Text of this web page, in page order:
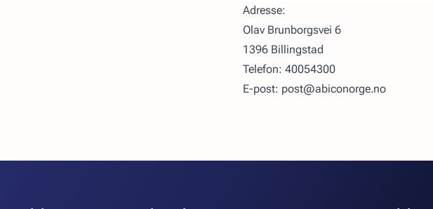
Adresse:
Olav Brunborgsvei 6
1396 Billingstad
Telefon: 40054300
E-post: post@abiconorge.no